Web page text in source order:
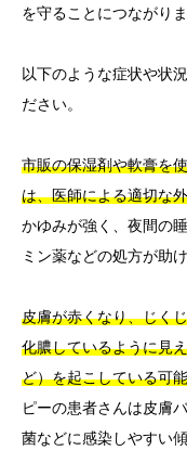
を守ることにつながりま
以下のような症状や状
ださい。
市販の保湿剤や軟膏を
は、医師による適切な
かゆみが強く、夜間の
ミン薬などの処方が助
皮膚が赤くなり、じく
化膿しているように見
ど）を起こしている可
ピーの患者さんは皮膚
菌などに感染しやすい